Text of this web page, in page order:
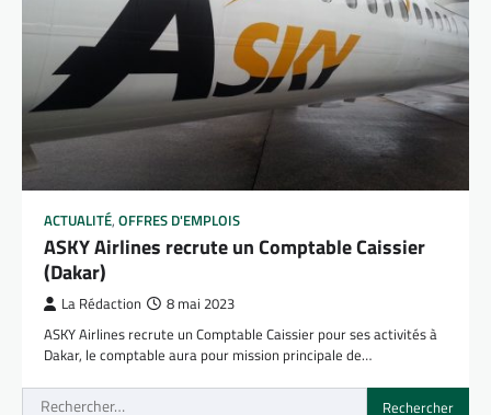
ACTUALITÉ, OFFRES D'EMPLOIS
ASKY Airlines recrute un Comptable Caissier
(Dakar)
La Rédaction 8 mai 2023
ASKY Airlines recrute un Comptable Caissier pour ses activités à
Dakar, le comptable aura pour mission principale de…
Rechercher :